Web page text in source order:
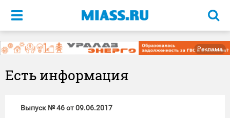
Меню
Реклама
Есть информация
Выпуск № 46 от 09.06.2017